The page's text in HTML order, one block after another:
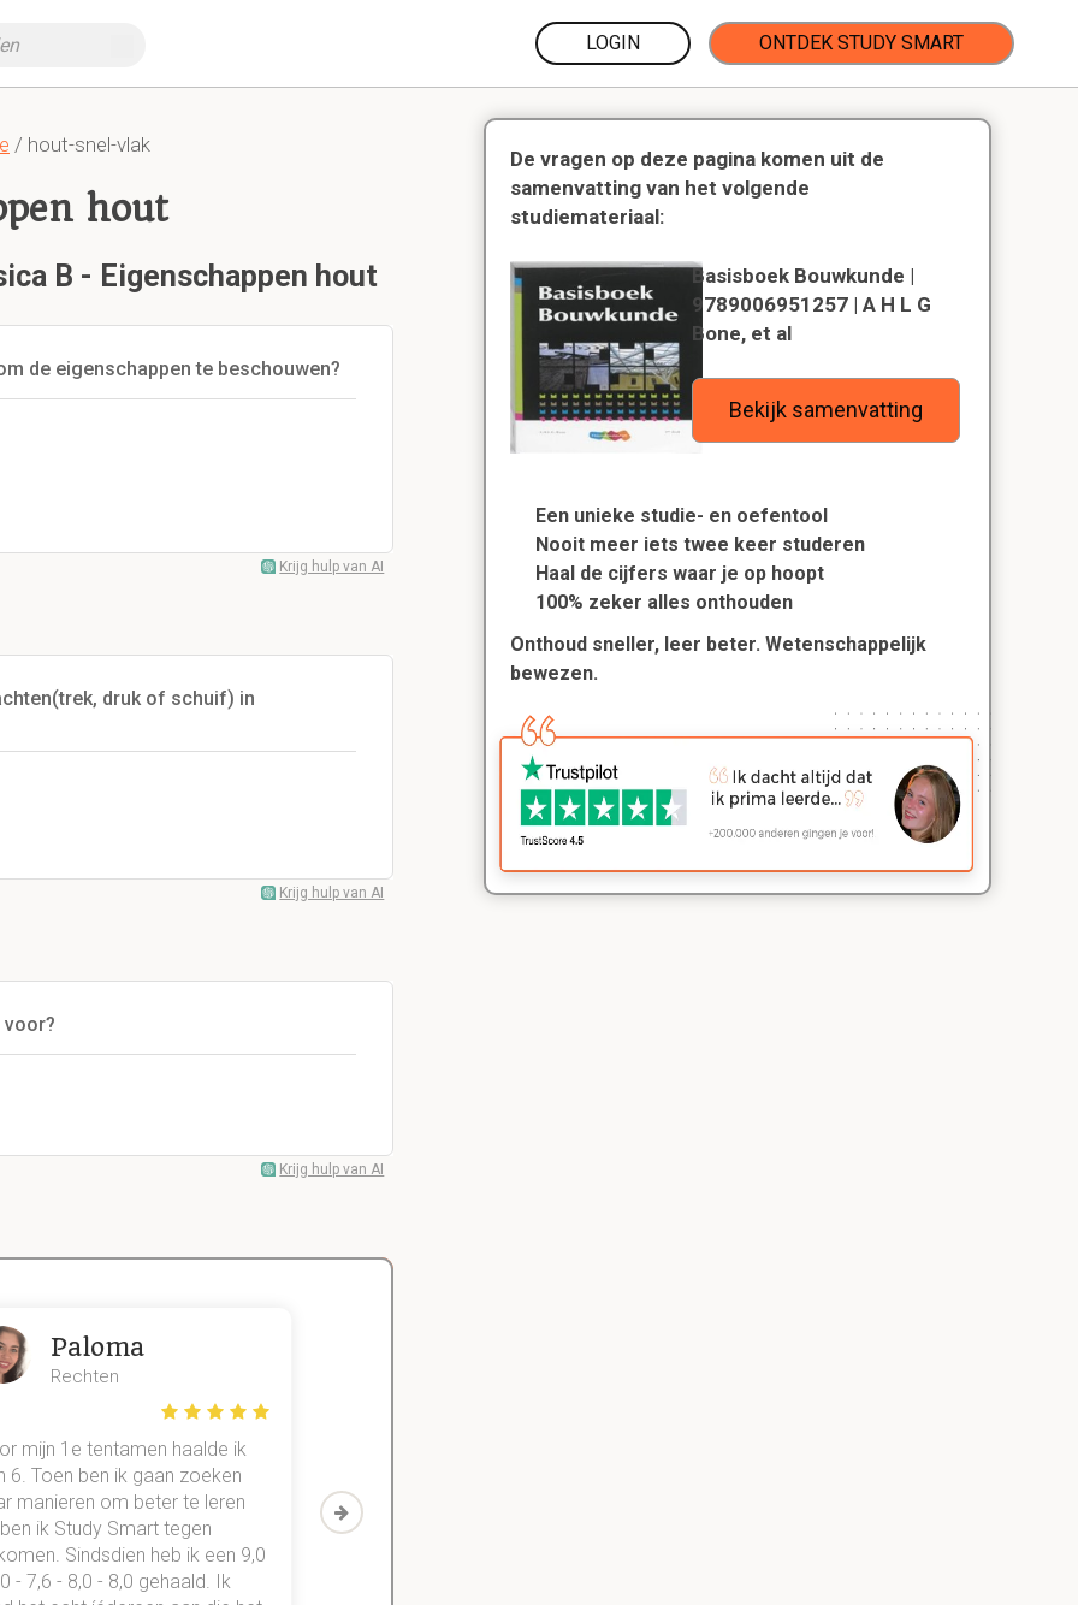
LOGIN ONTDEK STUDY SMART
/ hout-snel-vlak
hout
B - Eigenschappen hout
de eigenschappen te beschouwen?
Krijg hulp van AI
druk of schuif) in
Krijg hulp van AI
Krijg hulp van AI
Paloma
Rechten
mijn 1e tentamen haalde ik
6. Toen ben ik gaan zoeken
manieren om beter te leren
ik Study Smart tegen
Sindsdien heb ik een 9,0
- 7,6 - 8,0 - 8,0 gehaald. Ik
vakken. Sinds ik mijn
aantekeningen digitaal maak in
De vragen op deze pagina komen uit de
samenvatting van het volgende
studiemateriaal:
Basisboek Bouwkunde |
9789006951257 | A H L G
Bone, et al
Bekijk samenvatting
Een unieke studie- en oefentool
Nooit meer iets twee keer studeren
Haal de cijfers waar je op hoopt
100% zeker alles onthouden
Onthoud sneller, leer beter. Wetenschappelijk
bewezen.